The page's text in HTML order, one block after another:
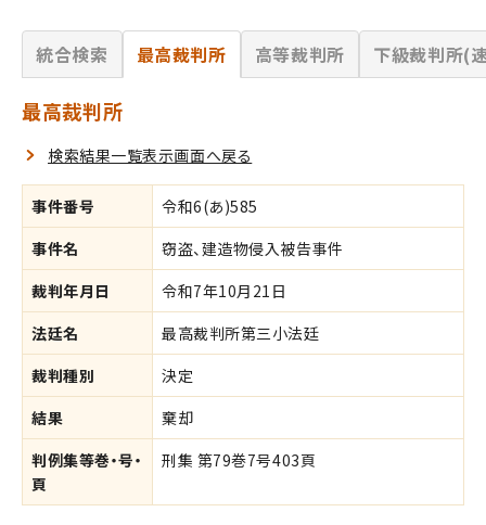
統合検索 最高裁判所 高等裁判所 下級裁判所(
最高裁判所
検索結果一覧表示画面へ戻る
事件番号
令和6(あ)585
事件名
窃盗、建造物侵入被告事件
裁判年月日
令和7年10月21日
法廷名
最高裁判所第三小法廷
裁判種別
決定
結果
棄却
判例集等巻・号・
頁
刑集 第79巻7号403頁